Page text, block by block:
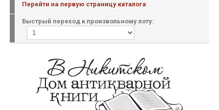
Перейти на первую страницу каталога
Быстрый переход к произвольному лоту: